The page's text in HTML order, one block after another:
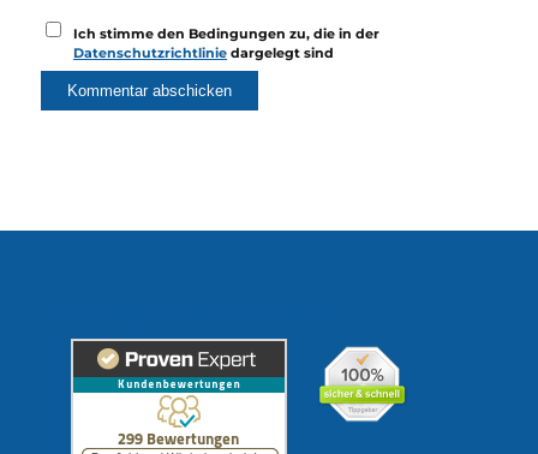
Ich stimme den Bedingungen zu, die in der
Datenschutzrichtlinie dargelegt sind